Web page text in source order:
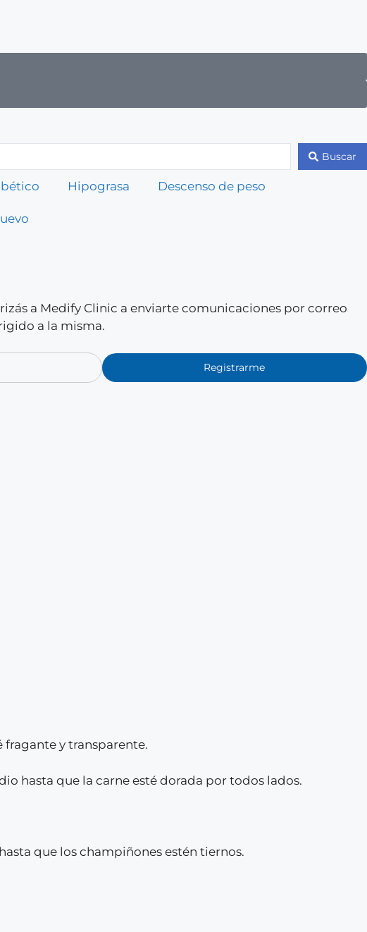
Buscar
Hipograsa Descenso de peso
a Medify Clinic a enviarte comunicaciones por correo
a la misma.
Registrarme
fragante y transparente.
hasta que la carne esté dorada por todos lados.
que los champiñones estén tiernos.